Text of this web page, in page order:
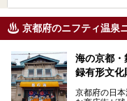
京都府のニフティ温泉
海の京都・
録有形文化
京都府の日